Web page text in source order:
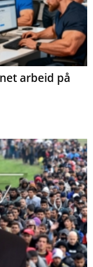
arbeid på